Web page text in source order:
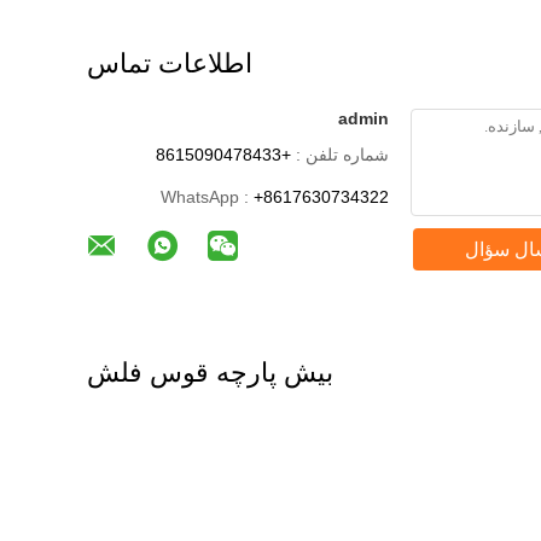
اطلاعات تماس
admin
شماره تلفن : +8615090478433
WhatsApp : +8617630734322
سؤال
بیش پارچه قوس فلش